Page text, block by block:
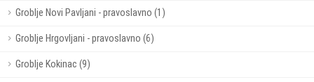
Groblje Novi Pavljani - pravoslavno (1)
Groblje Hrgovljani - pravoslavno (6)
Groblje Kokinac (9)